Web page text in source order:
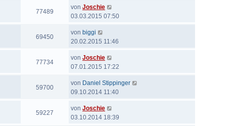
77489
von Joschie
03.03.2015 07:50
69450
von biggi
20.02.2015 11:46
77734
von Joschie
07.01.2015 17:22
59700
von Daniel Stippinger
09.10.2014 11:40
59227
von Joschie
03.10.2014 18:39